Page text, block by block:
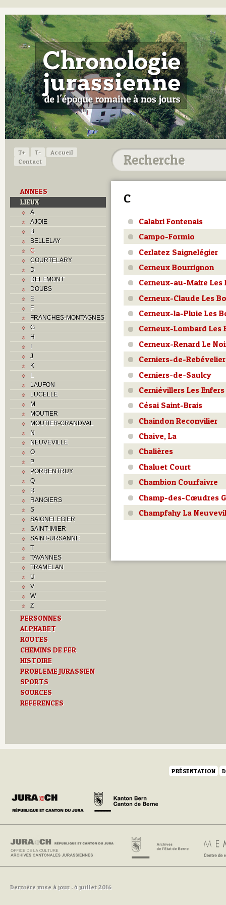
T+ T-
Accueil
Contact
ANNEES
LIEUX
A
AJOIE
B
BELLELAY
C
COURTELARY
D
DELEMONT
DOUBS
E
F
FRANCHES-MONTAGNES
G
H
I
J
K
L
LAUFON
LUCELLE
M
MOUTIER
MOUTIER-GRANDVAL
N
NEUVEVILLE
O
P
PORRENTRUY
Q
R
RANGIERS
S
SAIGNELEGIER
SAINT-IMIER
SAINT-URSANNE
T
TAVANNES
TRAMELAN
U
V
W
Z
PERSONNES
ALPHABET
ROUTES
CHEMINS DE FER
HISTOIRE
PROBLEME JURASSIEN
SPORTS
SOURCES
REFERENCES
C
Calabri Fontenais
Campo-Formio
Cerlatez Saignelégier
Cerneux Bourrignon
Cerneux-au-Maire Les
Cerneux-Claude Les
Cerneux-la-Pluie Les
Cerneux-Lombard Les
Cerneux-Renard Le
Cerniers-de-Rebévelier
Cerniers-de-Saulcy
Cerniévillers Les Enfers
Césai Saint-Brais
Chaindon Reconvilier
Chaive, La
Chalières
Chaluet Court
Chambion Courfaivre
Champ-des-Cœudres
Champfahy La
PRÉSENTATION
Dernière mise à jour : 4 juillet 2016